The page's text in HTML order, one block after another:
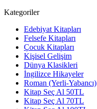
Kategoriler
Edebiyat Kitapları
Felsefe Kitapları
Çocuk Kitapları
Kişisel Gelişim
Dünya Klasikleri
İngilizce Hikayeler
Roman (Yerli-Yabancı)
Kitap Seç Al 50TL
Kitap Seç Al 70TL